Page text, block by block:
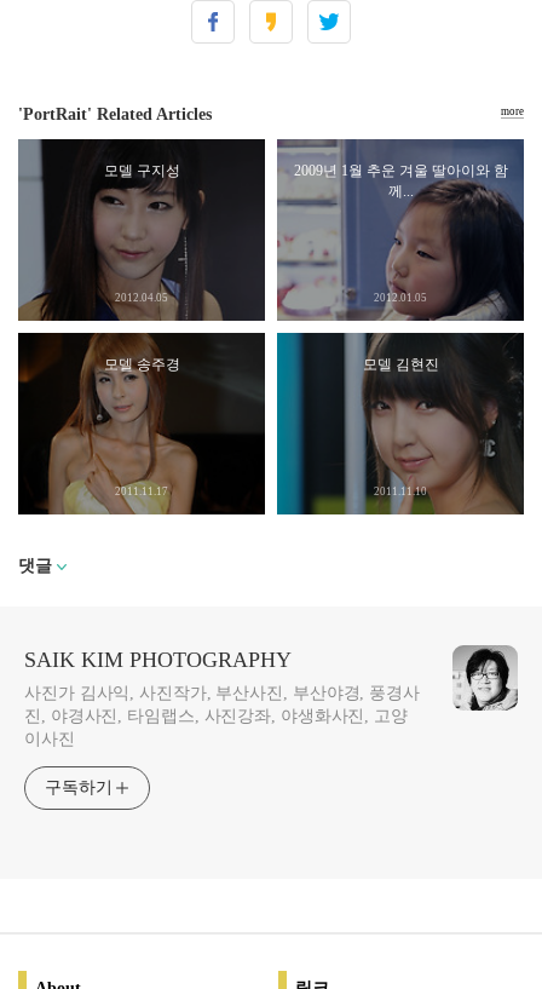
'PortRait' Related Articles
모델 구지성
2012.04.05
2009년 1월 추운 겨울 딸아이와 함
께...
2012.01.05
모델 송주경
2011.11.17
모델 김현진
2011.11.10
more
댓글
SAIK KIM PHOTOGRAPHY
사진가 김사익, 사진작가, 부산사진, 부산야경, 풍경사
진, 야경사진, 타임랩스, 사진강좌, 야생화사진, 고양
이사진
구독하기